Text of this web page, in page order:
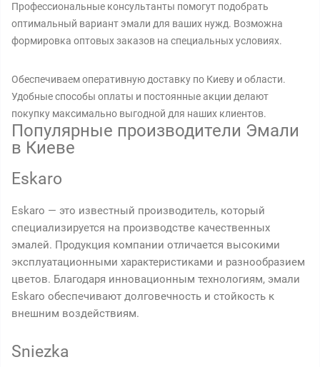
Профессиональные консультанты помогут подобрать
оптимальный вариант эмали для ваших нужд. Возможна
формировка оптовых заказов на специальных условиях.
Обеспечиваем оперативную доставку по Киеву и области.
Удобные способы оплаты и постоянные акции делают
покупку максимально выгодной для наших клиентов.
Популярные производители Эмали
в Киеве
Eskaro
Eskaro — это известный производитель, который
специализируется на производстве качественных
эмалей. Продукция компании отличается высокими
эксплуатационными характеристиками и разнообразием
цветов. Благодаря инновационным технологиям, эмали
Eskaro обеспечивают долговечность и стойкость к
внешним воздействиям.
Sniezka